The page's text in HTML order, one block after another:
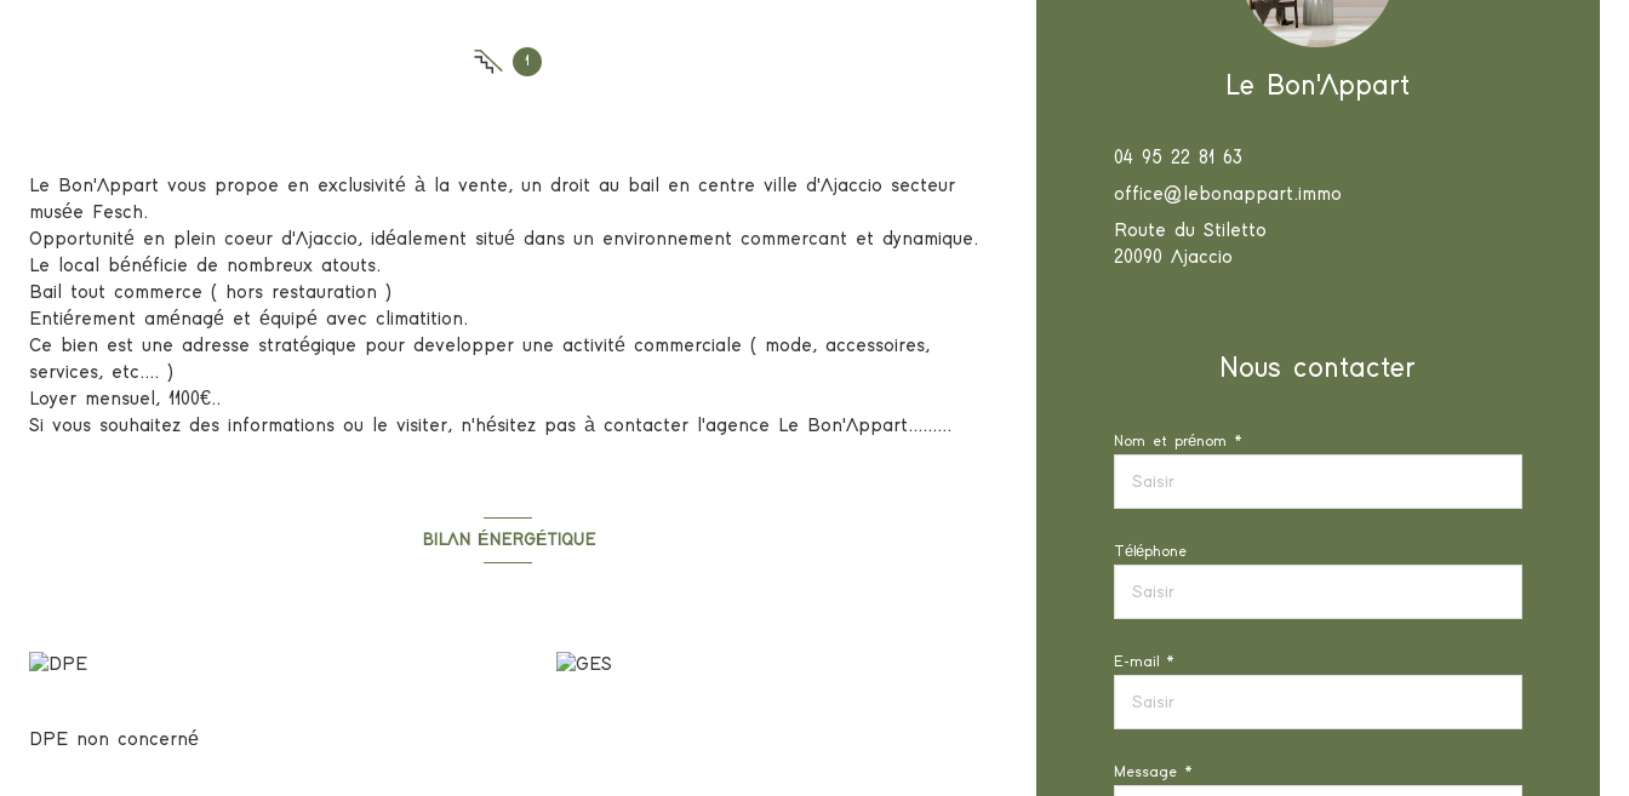
1
Le Bon'Appart vous propoe en exclusivité à la vente, un droit au bail en centre ville d'Ajaccio secteur
musée Fesch.
Opportunité en plein coeur d'Ajaccio, idéalement situé dans un environnement commercant et dynamique.
Le local bénéficie de nombreux atouts.
Bail tout commerce ( hors restauration )
Entiérement aménagé et équipé avec climatition.
Ce bien est une adresse stratégique pour developper une activité commerciale ( mode, accessoires,
services, etc.... )
Loyer mensuel, 1100€..
Si vous souhaitez des informations ou le visiter, n'hésitez pas à contacter l'agence Le Bon'Appart.........
BILAN ÉNERGÉTIQUE
DPE non concerné
Le Bon'Appart
04 95 22 81 63
office@lebonappart.immo
Route du Stiletto
20090 Ajaccio
Nous contacter
Nom et prénom *
Téléphone
E-mail *
Message *